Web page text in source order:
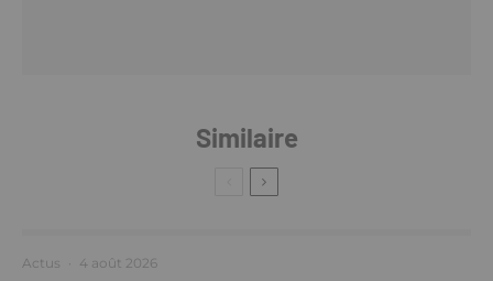
Similaire
Actus · 4 août 2026